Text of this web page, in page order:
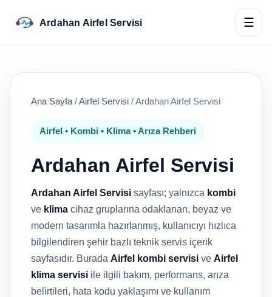
Ardahan Airfel Servisi ☰
Ana Sayfa /Airfel Servisi /Ardahan Airfel Servisi
Airfel • Kombi • Klima • Arıza Rehberi
Ardahan Airfel Servisi
Ardahan Airfel Servisi sayfası; yalnızca kombi
ve klima cihaz gruplarına odaklanan, beyaz ve
modern tasarımla hazırlanmış, kullanıcıyı hızlıca
bilgilendiren şehir bazlı teknik servis içerik
sayfasıdır. Burada Airfel kombi servisi ve Airfel
klima servisi ile ilgili bakım, performans, arıza
belirtileri, hata kodu yaklaşımı ve kullanım